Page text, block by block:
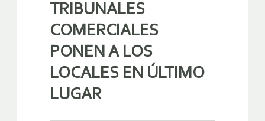
TRIBUNALES
COMERCIALES
PONEN A LOS
LOCALES EN ÚLTIMO
LUGAR